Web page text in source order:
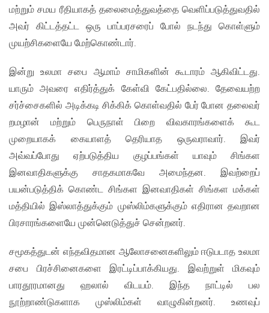
மற்றும் சமய ரீதியாகத் தலைமைத்துவத்தை வெளிப்படுத்துவதில்
அவர் கிட்டத்தட்ட ஒரு பாப்பரசரைப் போல் நடந்து கொள்ளும்
முயற்சிகளையே மேற்கொண்டார்.
இன்று உலமா சபை ஆமாம் சாமிகளின் கூடாரம் ஆகிவிட்டது.
யாரும் அவரை எதிர்த்துக் கேள்வி கேட்பதில்லை. தேவையற்ற
சர்ச்சைகளில் அடிக்கடி சிக்கிக் கொள்வதில் பேர் போன தலைவர்
றமழான் மற்றும் பெருநாள் பிறை விவகாரங்களைக் கூட
முறையாகக் கையாளத் தெரியாத ஒருவராவார். இவர்
அவ்வப்போது ஏற்படுத்திய குழப்பங்கள் யாவும் சிங்கள
இனவாதிகளுக்கு சாதகமாகவே அமைந்தன. இவற்றைப்
பயன்படுத்திக் கொண்ட சிங்கள இனவாதிகள் சிங்கள மக்கள்
மத்தியில் இஸ்லாத்துக்கும் முஸ்லிம்களுக்கும் எதிரான தவறான
பிரசாரங்களையே முன்னெடுத்துச் சென்றனர்.
சமூகத்துடன் எந்தவிதமான ஆலோசனைகளிலும் ஈடுபடாத உலமா
சபை பிரச்சினைகளை இரட்டிப்பாக்கியது. இவற்றுள் மிகவும்
பாரதூரமானது ஹலால் விடயம். இந்த நாட்டில் பல
நூற்றாண்டுகளாக முஸ்லிம்கள் வாழுகின்றனர். உணவுப்